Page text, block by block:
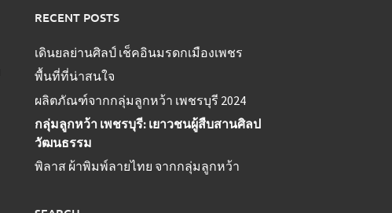
RECENT POSTS
เดินยลย่านศิลป์ เช็คอินมรดกเมืองเพชร
พื้นที่ที่น่าสนใจ
ผลิตภัณฑ์จากกลุ่มลูกหว้า เพชรบุรี 2024
กลุ่มลูกหว้า เพชรบุรี: เยาวชนผู้สืบสานศิลป
วัฒนธรรม
พิลาส ผ้าพิมพ์ลายไทย จากกลุ่มลูกหว้า